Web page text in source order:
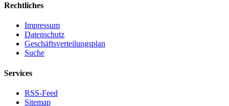
Rechtliches
Impressum
Datenschutz
Geschäftsverteilungsplan
Suche
Services
RSS-Feed
Sitemap